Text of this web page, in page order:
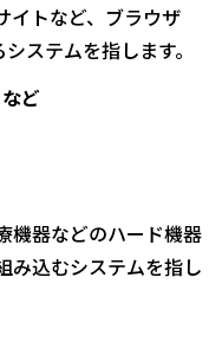
イトなど、ブラウザ
ステムを指します。
ど
機器などのハード機器
み込むシステムを指し